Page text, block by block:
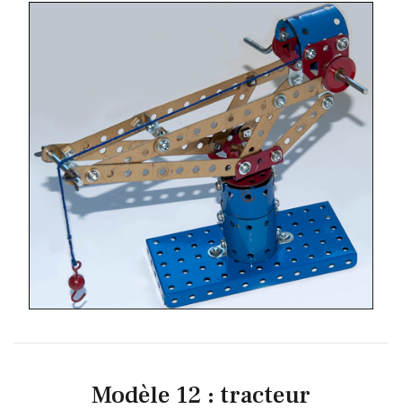
Modèle 12 : tracteur